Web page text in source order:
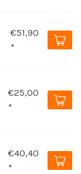
€51,90
*
€25,00
*
€40,40
*